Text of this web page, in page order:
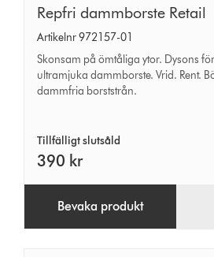
Repfri
dammborste
Retail
Repfri dammborste Retail
Artikelnr 972157-01
Skonsam på ömtåliga ytor. Dysons
ultramjuka dammborste. Vrid. Rent.
dammfria borststrån.
Tillfälligt slutsåld
390 kr
Bevaka produkt